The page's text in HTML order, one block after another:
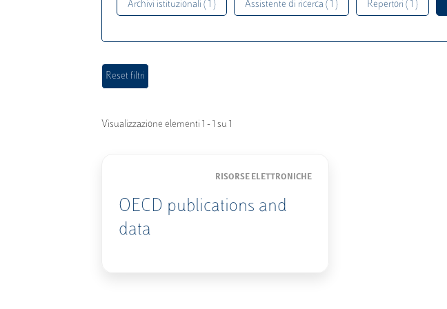
Archivi istituzionali ( 1 ) Assistente di ricerca ( 1 ) Repertori ( 1 )
Visualizzazione elementi 1 - 1 su 1
RISORSE ELETTRONICHE
OECD publications and
data